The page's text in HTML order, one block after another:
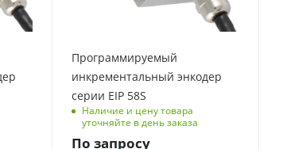
Программируемый
инкрементальный энкодер
серии EIP 58S
Наличие и цену товара
уточняйте в день заказа
По запросу